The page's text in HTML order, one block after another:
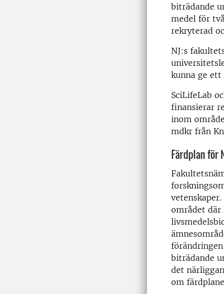
biträdande
medel för
rekryterad
NJ:s
kunna ge
SciLifeLab
finansierar
inom
mdkr från
Färdplan för
området där
biträdande
det
om